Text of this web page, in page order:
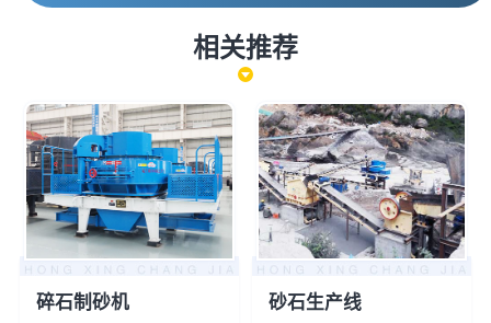
相关推荐
碎石制砂机 砂石生产线